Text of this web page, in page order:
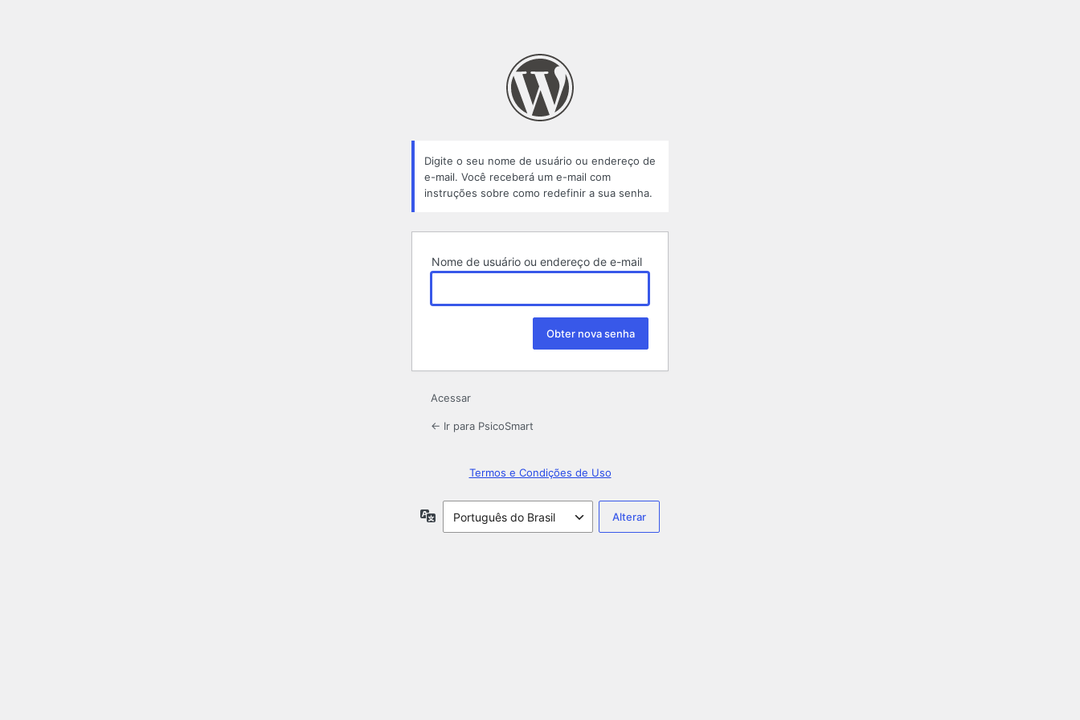
Digite o seu nome de usuário ou endereço de
e-mail. Você receberá um e-mail com
instruções sobre como redefinir a sua senha.
Nome de usuário ou endereço de e-mail
Acessar
← Ir para PsicoSmart
Termos e Condições de Uso
Idioma